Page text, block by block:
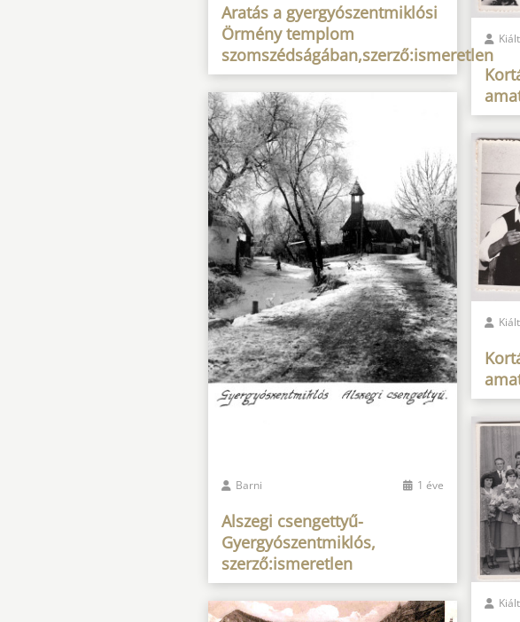
Aratás a gyergyószentmiklósi
Örmény templom
szomszédságában,szerző:ismeretlen
Barni 1 éve
Alszegi csengettyű-
Gyergyószentmiklós,
szerző:ismeretlen